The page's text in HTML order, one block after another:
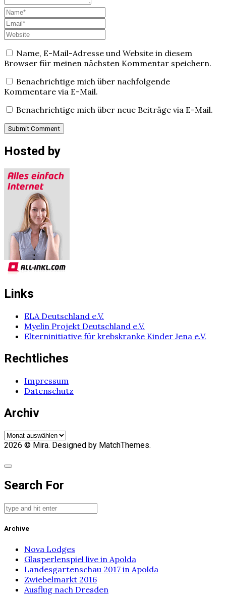
Name, E-Mail-Adresse und Website in diesem
Browser für meinen nächsten Kommentar speichern.
Benachrichtige mich über nachfolgende
Kommentare via E-Mail.
Benachrichtige mich über neue Beiträge via E-Mail.
Hosted by
Links
ELA Deutschland e.V.
Myelin Projekt Deutschland e.V.
Elterninitiative für krebskranke Kinder Jena e.V.
Rechtliches
Impressum
Datenschutz
Archiv
Archiv
2026 © Mira. Designed by MatchThemes.
Search For
Archive
Nova Lodges
Glasperlenspiel live in Apolda
Landesgartenschau 2017 in Apolda
Zwiebelmarkt 2016
Ausflug nach Dresden